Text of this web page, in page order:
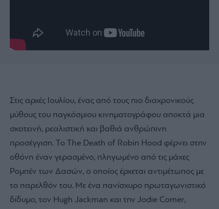
Στις αρχές Ιουλίου, ένας από τους πιο διαχρονικούς
μύθους του παγκόσμιου κινηματογράφου αποκτά μια
σκοτεινή, ρεαλιστική και βαθιά ανθρώπινη
προσέγγιση. Το The Death of Robin Hood φέρνει στην
οθόνη έναν γερασμένο, πληγωμένο από τις μάχες
Ρομπέν των Δασών, ο οποίος έρχεται αντιμέτωπος με
το παρελθόν του. Με ένα πανίσχυρο πρωταγωνιστικό
δίδυμο, τον Hugh Jackman και την Jodie Comer,